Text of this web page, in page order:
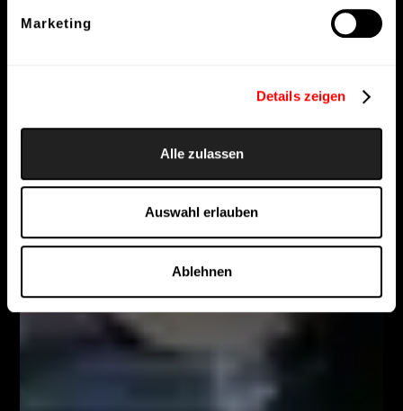
Marketing
Details zeigen
Alle zulassen
Auswahl erlauben
Ablehnen